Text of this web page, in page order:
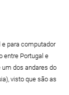
para computador
entre Portugal e
um dos andares do
visto que são as